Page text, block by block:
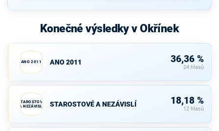
Konečné výsledky v Okřínek
ANO 2011 ANO 2011 36,36 %
24 hlasů
STAROSTOVÉ
A NEZÁVISLÍ
STAROSTOVÉ A NEZÁVISLÍ 18,18 %
12 hlasů